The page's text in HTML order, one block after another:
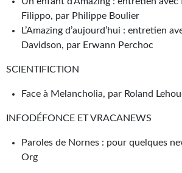
Filippo, par Philippe Boulier
L’Amazing d’aujourd’hui : entretien
Davidson, par Erwann Perchoc
SCIENTIFICTION
Face à Melancholia, par Roland
INFODÉFONCE ET VRACANEWS
Paroles de Nornes : pour quelques
Org